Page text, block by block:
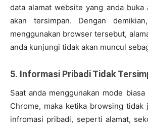
data alamat website yang anda
akan tersimpan. Dengan
menggunakan browser tersebut,
anda kunjungi tidak akan muncul
5. Informasi Pribadi Tidak
Saat anda menggunakan mode
Chrome, maka ketika browsing tidak
infromasi pribadi, seperti alamat,